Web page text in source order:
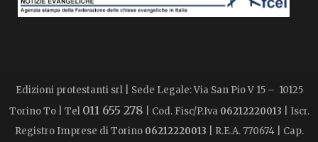
Edizioni protestanti srl | Sede Legale: Via San Pio V 15 – 10125
Torino To | Tel 011 655 278 | Cod. Fisc/P.Iva 06212220013 | Iscr.
Registro Imprese di Torino 06212220013 | R.E.A. 770674 | Cap.